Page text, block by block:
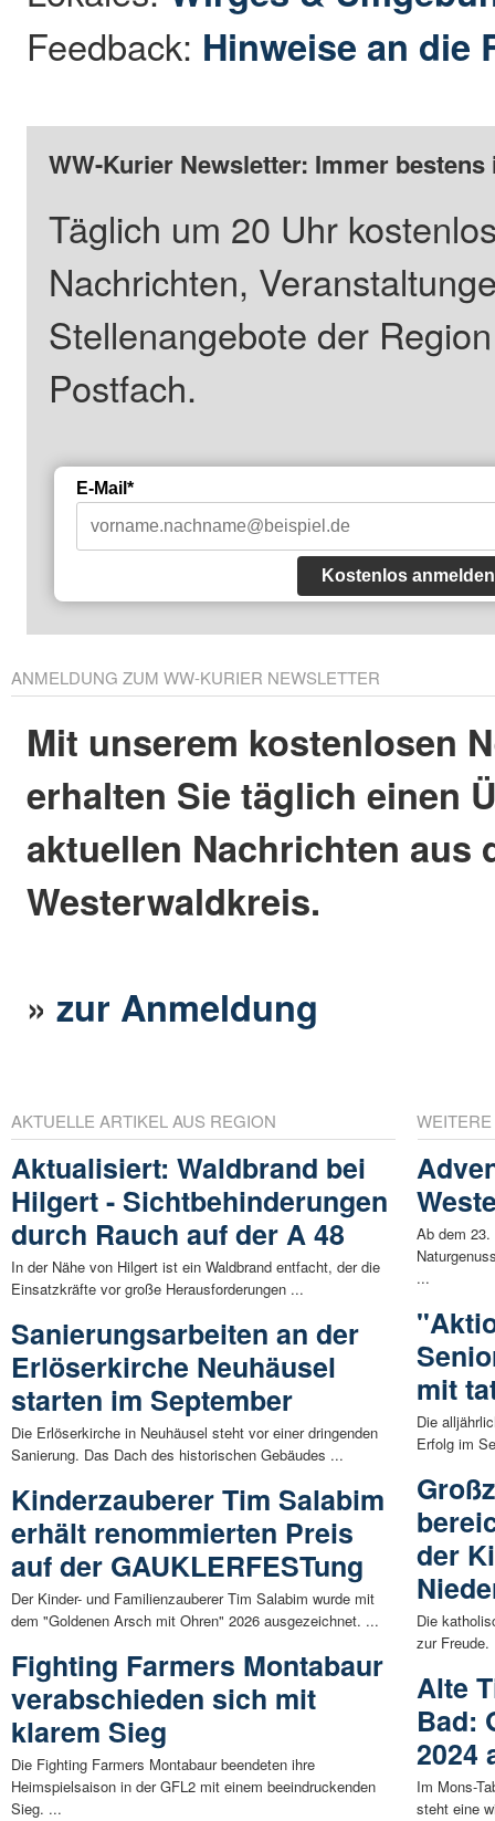
Feedback: Hinweise an die
WW-Kurier Newsletter: Immer
Täglich um 20 Uhr
Nachrichten,
Stellenangebote der
Postfach.
E-Mail*
Kostenlos anmelden
ANMELDUNG ZUM WW-KURIER NEWSLETTER
Mit unserem kostenlosen
erhalten Sie täglich einen
aktuellen Nachrichten aus
Westerwaldkreis.
»zur Anmeldung
AKTUELLE ARTIKEL AUS REGION
Aktualisiert: Waldbrand bei
Hilgert - Sichtbehinderungen
durch Rauch auf der A 48
In der Nähe von Hilgert ist ein Waldbrand entfacht, der die
Einsatzkräfte vor große Herausforderungen ...
Sanierungsarbeiten an der
Erlöserkirche Neuhäusel
starten im September
Die Erlöserkirche in Neuhäusel steht vor einer dringenden
Sanierung. Das Dach des historischen Gebäudes ...
Kinderzauberer Tim Salabim
erhält renommierten Preis
auf der GAUKLERFESTung
Der Kinder- und Familienzauberer Tim Salabim wurde mit
dem "Goldenen Arsch mit Ohren" 2026 ausgezeichnet. ...
Fighting Farmers Montabaur
verabschieden sich mit
klarem Sieg
Die Fighting Farmers Montabaur beendeten ihre
Heimspielsaison in der GFL2 mit einem beeindruckenden
Sieg. ...
Ab dem
...
mit
Die
Erfolg im
der
Die
zur
Alte
Bad:
2024
Im Mons-
steht eine